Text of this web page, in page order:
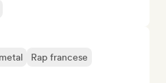
Rap francese